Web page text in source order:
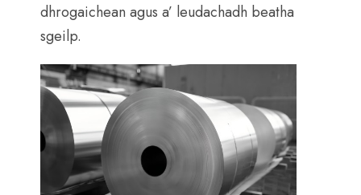
dhrogaichean agus a’ leudachadh beatha
sgeilp.